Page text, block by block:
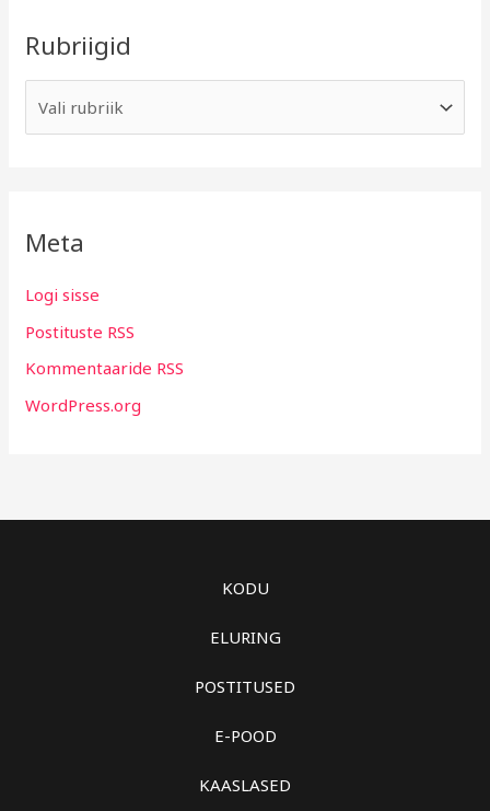
Rubriigid
Meta
Logi sisse
Postituste RSS
Kommentaaride RSS
WordPress.org
KODU
ELURING
POSTITUSED
E-POOD
KAASLASED